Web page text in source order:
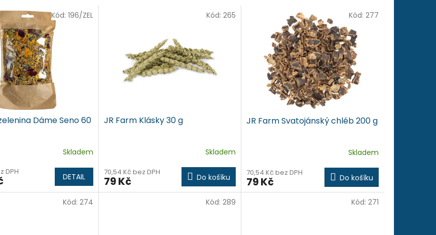
Dáme Seno 60
Skladem
DPH
DETAIL
Kód: 196/ZEL
JR Farm Klásky 30 g
Skladem
70,54 Kč bez DPH
79 Kč Do košíku
Kód: 265
JR Farm Svatojánský chléb 200 g
Skladem
70,54 Kč bez DPH
79 Kč Do košíku
Kód: 277
Kód: 274 Kód: 289 Kód: 271